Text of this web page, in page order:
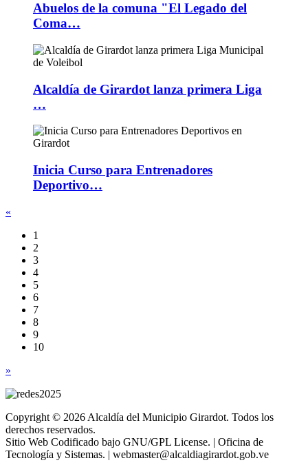
Abuelos de la comuna "El Legado del
Coma…
Alcaldía de Girardot lanza primera Liga
…
Inicia Curso para Entrenadores
Deportivo…
«
1
2
3
4
5
6
7
8
9
10
»
Copyright © 2026 Alcaldía del Municipio Girardot. Todos los
derechos reservados.
Sitio Web Codificado bajo GNU/GPL License. | Oficina de
Tecnología y Sistemas. | webmaster@alcaldiagirardot.gob.ve